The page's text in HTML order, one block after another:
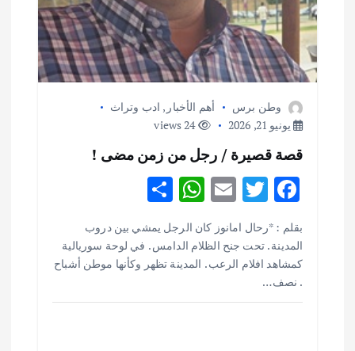
ت
وطن برس أهم الأخبار , ادب وتراث
يونيو 21, 2026
24 views
قصة قصيرة / رجل من زمن مضى !
F
ac
e
b
o
T
w
it
te
E
m
ai
l
W
h
at
s
S
ar
e
بقلم : *رحال امانوز كان الرجل يمشي بين دروب
المدينة . تحت جنح الظلام الدامس . في لوحة سوريالية
كمشاهد افلام الرعب . المدينة تظهر وكأنها موطن أشباح
. نصف…